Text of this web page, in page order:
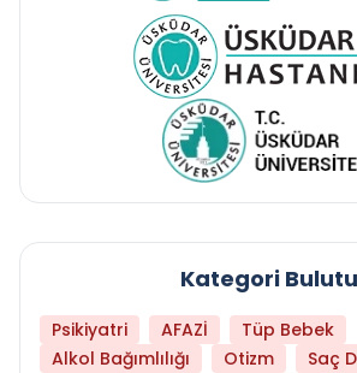
Kategori Bulutu
Psikiyatri AFAZİ
Tüp Bebek
Alkol Bağımlılığı
Otizm
Saç